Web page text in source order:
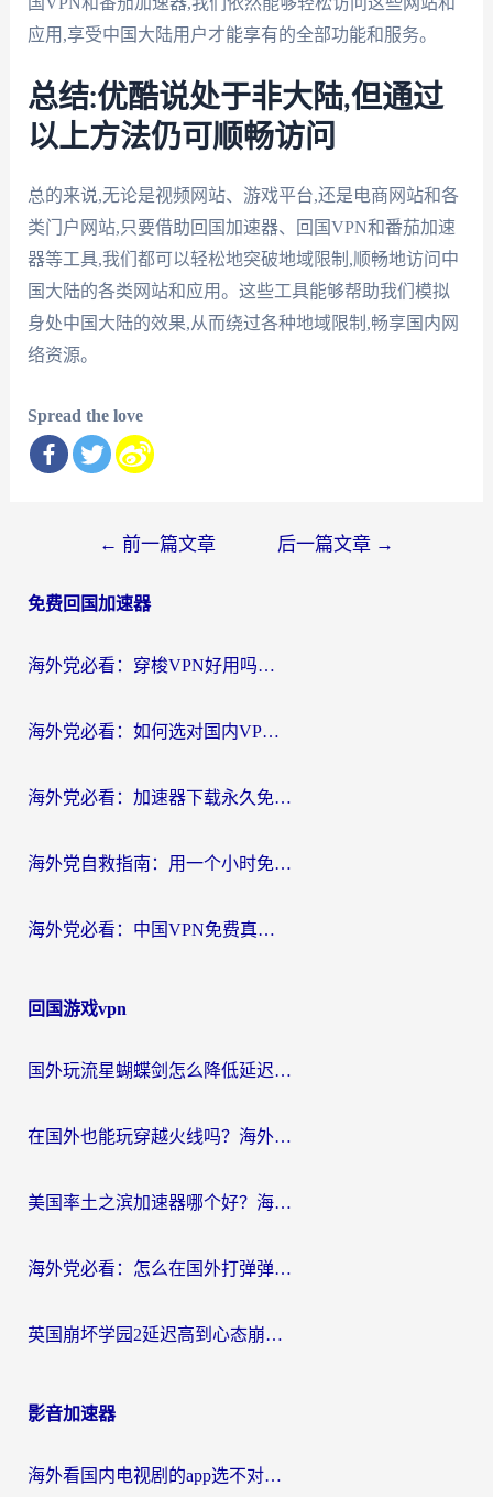
应用,享受中国大陆用户才能享有的全部功能和服务。
总结:优酷说处于非大陆,但通过
以上方法仍可顺畅访问
总的来说,无论是视频网站、游戏平台,还是电商网站和各
类门户网站,只要借助回国加速器、回国VPN和番茄加速
器等工具,我们都可以轻松地突破地域限制,顺畅地访问中
国大陆的各类网站和应用。这些工具能够帮助我们模拟
身处中国大陆的效果,从而绕过各种地域限制,畅享国内网
络资源。
Spread the love
导
← 前一篇文章 后一篇文章 →
免费回国加速器
海外党必看：穿梭VPN好用吗？和云帆VPN对比哪个回国效果更好？附真实测评+避坑指南
海外党必看：如何选对国内VPN，实现无缝访问国内资源？
海外党必看：加速器下载永久免费版真的存在吗？教你无缝访问国内资源的正确姿势
海外党自救指南：用一个小时免费加速器，轻松打破国内资源访问壁垒？
海外党必看：中国VPN免费真的靠谱吗？手把手教你选对回国加速器
回国游戏vpn
国外玩流星蝴蝶剑怎么降低延迟？海外党必看的加速秘籍（含欧洲鸣潮&彩虹岛优化攻略）
在国外也能玩穿越火线吗？海外玩家国服游戏畅玩终极指南
美国率土之滨加速器哪个好？海外党国服游戏畅玩终极指南（附多游戏解决方案）
海外党必看：怎么在国外打弹弹堂不卡？番茄加速器亲测指南
英国崩坏学园2延迟高到心态崩？海外党国服游戏加速终极指南
影音加速器
海外看国内电视剧的app选不对？这份回国加速器避坑指南帮你流畅追剧